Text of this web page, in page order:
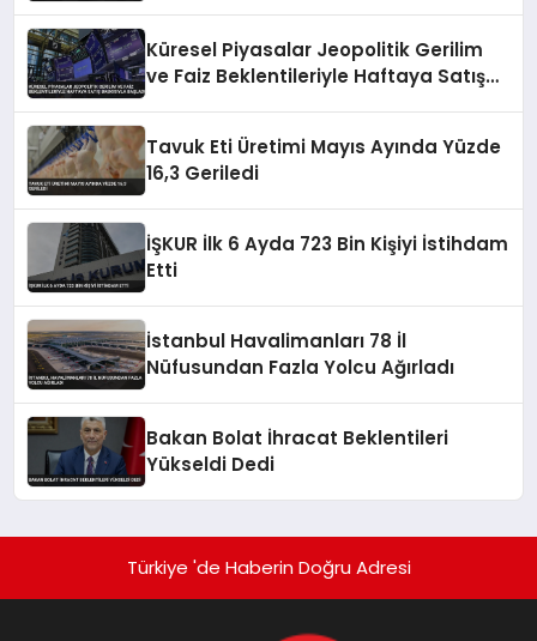
Küresel Piyasalar Jeopolitik Gerilim
ve Faiz Beklentileriyle Haftaya Satış
Tavuk Eti Üretimi Mayıs Ayında Yüzde
16,3 Geriledi
İŞKUR İlk 6 Ayda 723 Bin Kişiyi İstihdam
Etti
İstanbul Havalimanları 78 İl
Nüfusundan Fazla Yolcu Ağırladı
Bakan Bolat İhracat Beklentileri
Yükseldi Dedi
Türkiye 'de Haberin Doğru Adresi